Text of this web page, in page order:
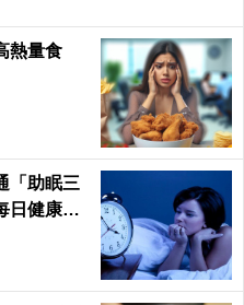
熱量食
「助眠三
日健康He